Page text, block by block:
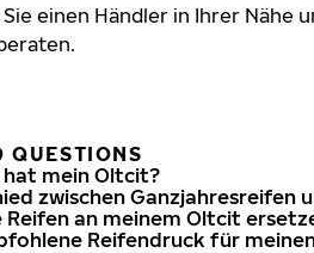
einen Händler in Ihrer Nähe
QUESTIONS
hat mein Oltcit?
zwischen Ganzjahresreifen
an meinem Oltcit
Reifendruck für